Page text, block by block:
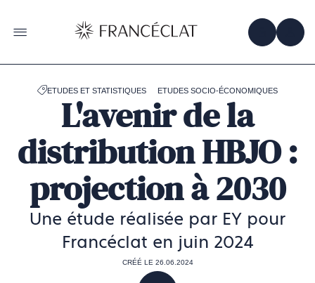
la
page
de
OBTENIR
ETUDES ET STATISTIQUES ETUDES SOCIO-ÉCONOMIQUES
L'avenir de la
distribution HBJO :
projection à 2030
Une étude réalisée par EY pour
Francéclat en juin 2024
CRÉÉ LE 26.06.2024